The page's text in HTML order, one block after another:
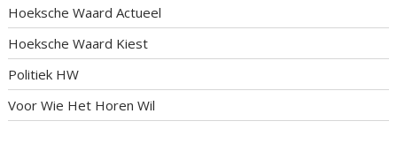
Hoeksche Waard Actueel
Hoeksche Waard Kiest
Politiek HW
Voor Wie Het Horen Wil